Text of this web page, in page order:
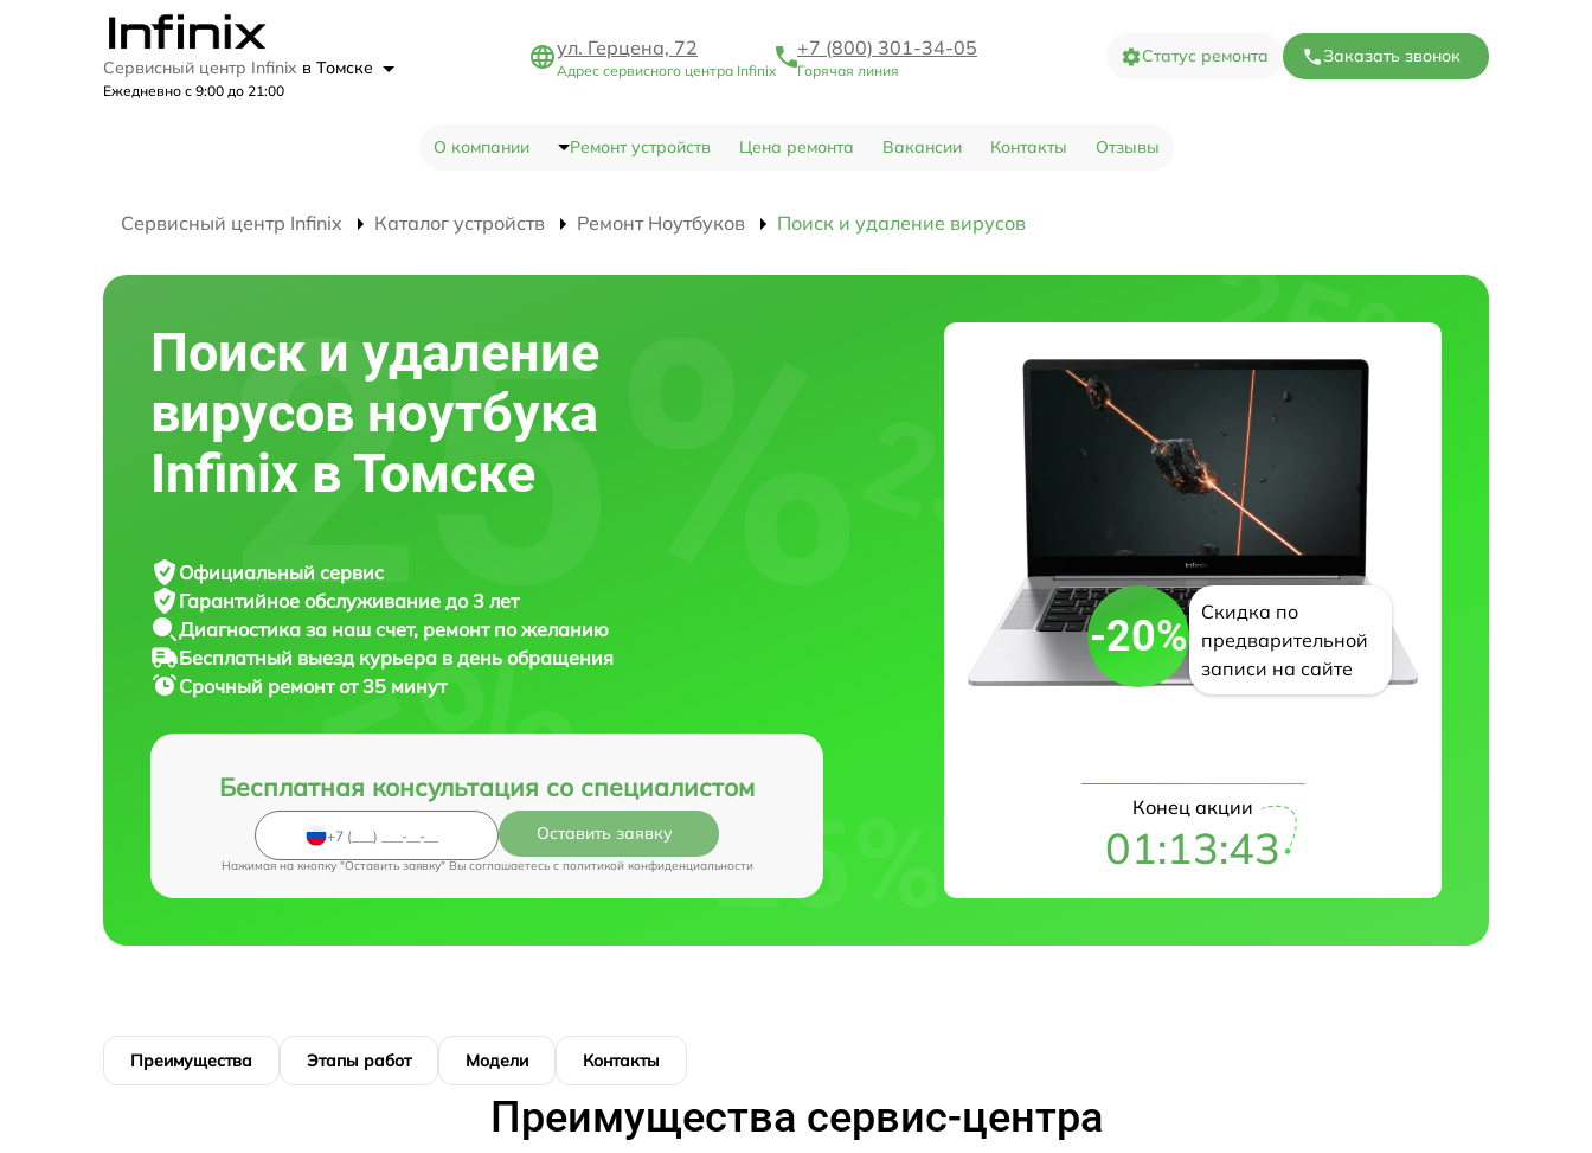
Сервисный центр Infinix в Томске
Ежедневно с 9:00 до 21:00
ул. Герцена, 72
Адрес сервисного центра Infinix
+7 (800) 301-34-05
Горячая линия
Статус ремонта Заказать звонок
О компании Ремонт устройств Цена ремонта Вакансии Контакты Отзывы
Сервисный центр Infinix Каталог устройств Ремонт Ноутбуков Поиск и удаление вирусов
Поиск и удаление
вирусов ноутбука
Infinix в Томске
Официальный сервис
Гарантийное обслуживание до 3 лет
Диагностика за наш счет, ремонт по желанию
Бесплатный выезд курьера в день обращения
Срочный ремонтот 35 минут
Бесплатная консультация со специалистом
Оставить заявку
Нажимая на кнопку "Оставить заявку" Вы соглашаетесь c политикой конфиденциальности
-20%
Скидка по
предварительной
записи на сайте
Конец акции
01:13:42
Преимущества Этапы работ Модели Контакты
Преимущества сервис-центра